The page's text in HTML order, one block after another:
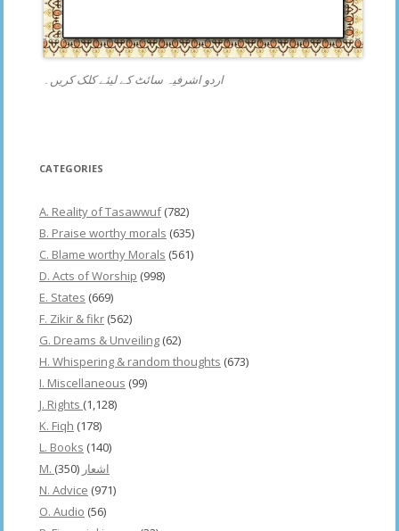
اردو اشرفیہ سائٹ کے لیئے کلک کریں۔
CATEGORIES
A. Reality of Tasawwuf(782)
B. Praise worthy morals (635)
C. Blame worthy Morals (561)
D. Acts of Worship (998)
E. States (669)
F. Zikir & fikr (562)
G. Dreams & Unveiling (62)
H. Whispering & random thoughts (673)
I. Miscellaneous (99)
J. Rights (1,128)
K. Fiqh (178)
L. Books (140)
M. اشعار (350)
N. Advice (971)
O. Audio (56)